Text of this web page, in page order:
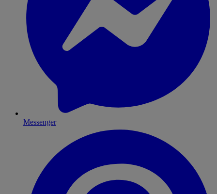
Messenger